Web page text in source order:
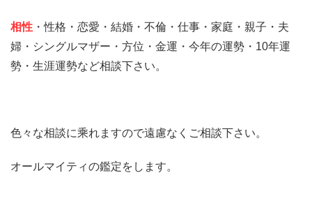
相性 ・性格・恋愛・結婚・不倫・仕事・家庭・親子・夫
婦・シングルマザー・方位・金運・今年の運勢・10年運
勢・生涯運勢など相談下さい。
色々な相談に乘れますので遠慮なくご相談下さい。
オールマイティの鑑定をします。